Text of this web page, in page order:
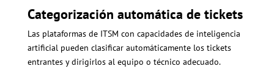
Categorización automática de tickets
Las plataformas de ITSM con capacidades de inteligencia
artificial pueden clasificar automáticamente los tickets
entrantes y dirigirlos al equipo o técnico adecuado.